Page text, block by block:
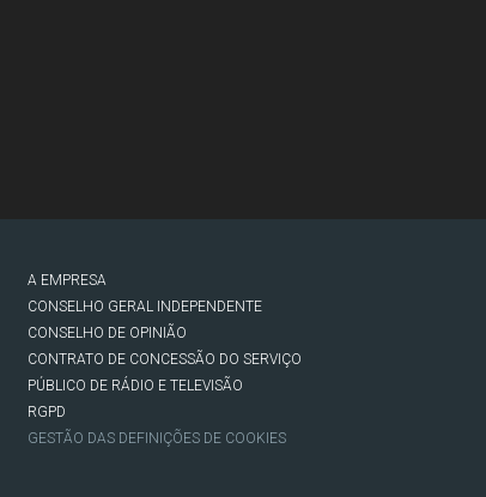
A EMPRESA
CONSELHO GERAL INDEPENDENTE
CONSELHO DE OPINIÃO
CONTRATO DE CONCESSÃO DO SERVIÇO
PÚBLICO DE RÁDIO E TELEVISÃO
RGPD
GESTÃO DAS DEFINIÇÕES DE COOKIES